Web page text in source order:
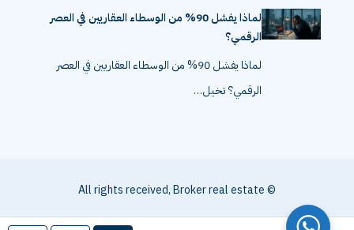
لماذا يفشل 90% من الوسطاء العقاريين في العصر
الرقمي؟
لماذا يفشل 90% من الوسطاء العقاريين في العصر
الرقمي؟ تخيل…
© All rights received, Broker real estate